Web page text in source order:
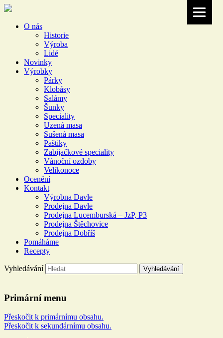
O nás
Historie
Výroba
Lidé
Novinky
Výrobky
Párky
Klobásy
Salámy
Šunky
Speciality
Uzená masa
Sušená masa
Paštiky
Zabijačkové speciality
Vánoční ozdoby
Velikonoce
Ocenění
Kontakt
Výrobna Davle
Prodejna Davle
Prodejna Lucemburská – JzP, P3
Prodejna Štěchovice
Prodejna Dobříš
Pomáháme
Recepty
DOLEJŠÍCH
Více než 100 let rodinné tradice
Vyhledávání
Primární menu
Přeskočit k primárnímu obsahu.
Přeskočit k sekundárnímu obsahu.